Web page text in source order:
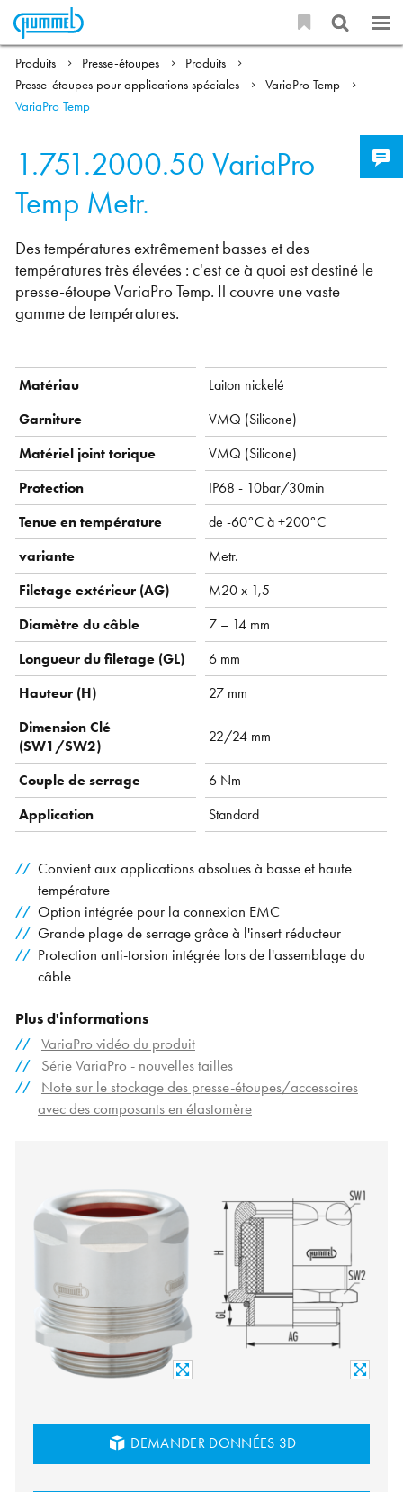
Produits Presse-étoupes
Produits
Presse-étoupes pour applications spéciales
VariaPro Temp
VariaPro Temp
1.751.2000.50VariaPro
Temp Metr.
Des températures extrêmement basses et des
températures très élevées : c'est ce à quoi est destiné le
presse-étoupe VariaPro Temp. Il couvre une vaste
gamme de températures.
Matériau
Laiton nickelé
Garniture
VMQ ( Silicone)
Matériel joint torique
VMQ ( Silicone)
Protection
IP68 - 10bar/30min
Tenue en température
de -60°C à +200°C
variante
Metr.
Filetage extérieur (AG)
M20 x 1,5
Diamètre du câble
7 – 14 mm
Longueur du filetage (GL)
6 mm
Hauteur (H)
27 mm
Dimension Clé
(SW1/SW2)
22/24 mm
Couple de serrage
6 Nm
Application
Standard
Convient aux applications absolues à basse et haute
température
Option intégrée pour la connexion EMC
Grande plage de serrage grâce à l'insert réducteur
Protection anti-torsion intégrée lors de l'assemblage du
câble
Plus d'informations
VariaPro vidéo du produit
Série VariaPro - nouvelles tailles
Note sur le stockage des presse-étoupes/accessoires
avec des composants en élastomère
DEMANDER DONNÉES 3D